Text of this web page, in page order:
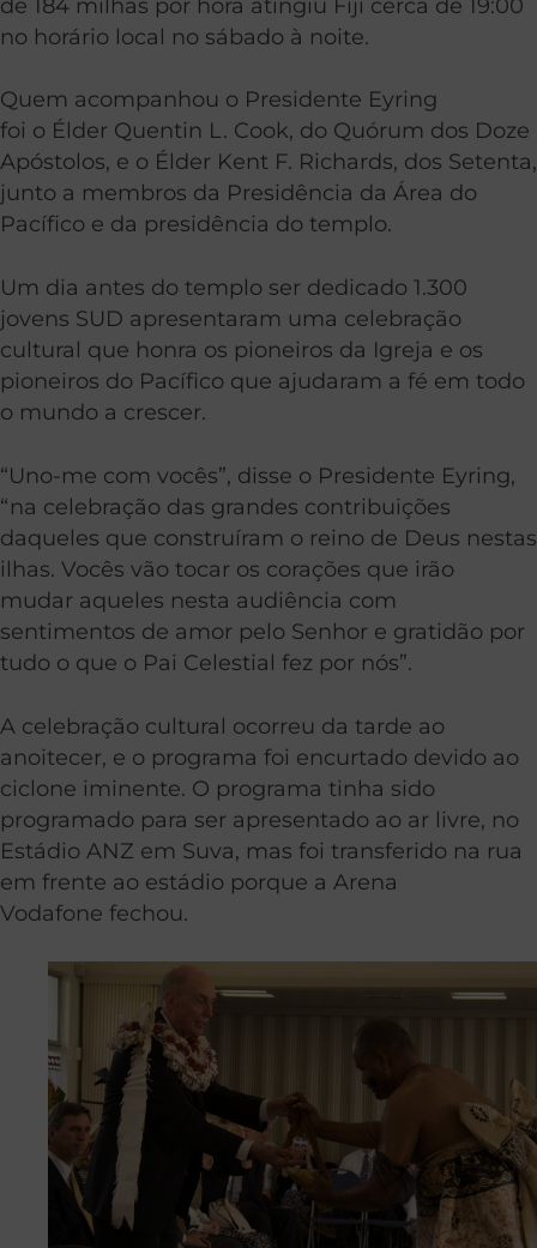
no horário local no sábado à noite.
Quem acompanhou o Presidente Eyring
foi o Élder Quentin L. Cook, do Quórum dos Doze
Apóstolos, e o Élder Kent F. Richards, dos Setenta,
junto a membros da Presidência da Área do
Pacífico e da presidência do templo.
Um dia antes do templo ser dedicado 1.300
jovens SUD apresentaram uma celebração
cultural que honra os pioneiros da Igreja e os
pioneiros do Pacífico que ajudaram a fé em todo
o mundo a crescer.
“Uno-me com vocês”, disse o Presidente Eyring,
“na celebração das grandes contribuições
daqueles que construíram o reino de Deus nestas
ilhas. Vocês vão tocar os corações que irão
mudar aqueles nesta audiência com
sentimentos de amor pelo Senhor e gratidão por
tudo o que o Pai Celestial fez por nós”.
A celebração cultural ocorreu da tarde ao
anoitecer, e o programa foi encurtado devido ao
ciclone iminente. O programa tinha sido
programado para ser apresentado ao ar livre, no
Estádio ANZ em Suva, mas foi transferido na rua
em frente ao estádio porque a Arena
Vodafone fechou.